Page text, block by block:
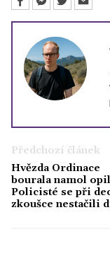
Předchozí článek
Hvězda Ordinace
bourala namol
Policisté se při
zkoušce nestačili